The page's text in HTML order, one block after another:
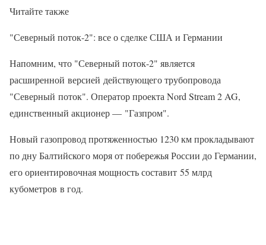
Читайте также
"Северный поток-2": все о сделке США и Германии
Напомним, что "Северный поток-2" является
расширенной версией действующего трубопровода
"Северный поток". ​Оператор проекта Nord Stream 2 AG,
единственный акционер — "Газпром".
Новый газопровод протяженностью 1230 км прокладывают
по дну Балтийского моря от побережья России до Германии,
его ориентировочная мощность составит 55 млрд
кубометров в год.